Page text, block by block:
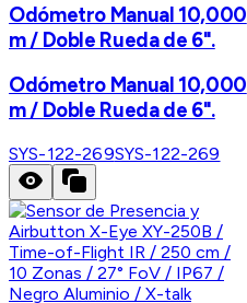
Odómetro Manual 10,000
m / Doble Rueda de 6".
Odómetro Manual 10,000
m / Doble Rueda de 6".
SYS-122-269SYS-122-269